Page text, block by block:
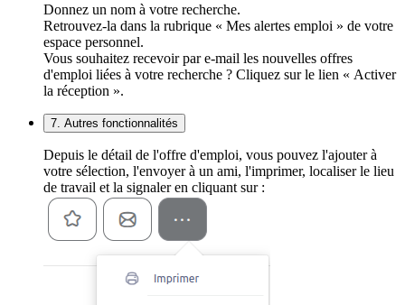
Donnez un nom à votre recherche.
Retrouvez-la dans la rubrique « Mes alertes emploi » de votre
espace personnel.
Vous souhaitez recevoir par e-mail les nouvelles offres
d'emploi liées à votre recherche ? Cliquez sur le lien « Activer
la réception ».
7. Autres fonctionnalités
Depuis le détail de l'offre d'emploi, vous pouvez l'ajouter à
votre sélection, l'envoyer à un ami, l'imprimer, localiser le lieu
de travail et la signaler en cliquant sur :